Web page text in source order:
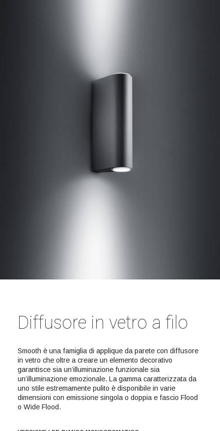
Diffusore in vetro a filo
Smooth è una famiglia di applique da parete con diffusore
in vetro che oltre a creare un elemento decorativo
garantisce sia un’illuminazione funzionale sia
un’illuminazione emozionale. La gamma caratterizzata da
uno stile estremamente pulito è disponibile in varie
dimensioni con emissione singola o doppia e fascio Flood
o Wide Flood.